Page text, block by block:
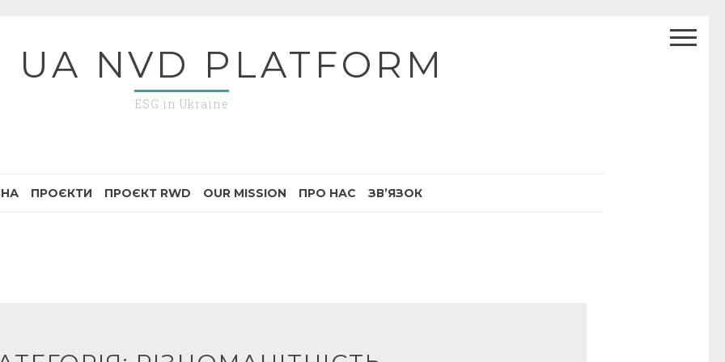
UA NVD PLATFORM
ESG in Ukraine
ПРОЄКТИ ПРОЄКТ RWD OUR MISSION ПРО НАС ЗВ’ЯЗОК